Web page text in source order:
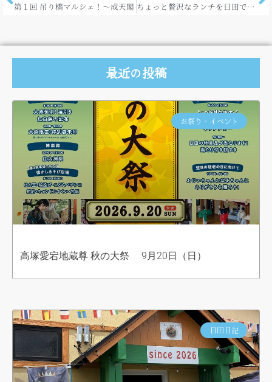
第１回 吊り橋マルシェ！～成天閣 ちょっと贅沢なランチを日田で♪日田グルメきっぷ スペシャル
最近の投稿
お祭り・イベント
高塚愛宕地蔵尊 秋の大祭 9月20日（日）
日田日記